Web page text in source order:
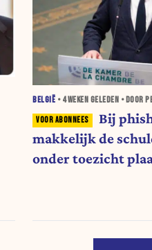
BELGIË • 4 WEKEN GELEDEN • DOOR
Bij
makkelijk de
onder toezicht